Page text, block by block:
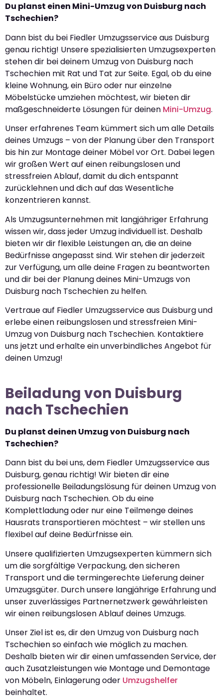
Du planst einen Mini-Umzug von Duisburg nach
Tschechien?
Dann bist du bei Fiedler Umzugsservice aus Duisburg
genau richtig! Unsere spezialisierten Umzugsexperten
stehen dir bei deinem Umzug von Duisburg nach
Tschechien mit Rat und Tat zur Seite. Egal, ob du eine
kleine Wohnung, ein Büro oder nur einzelne
Möbelstücke umziehen möchtest, wir bieten dir
maßgeschneiderte Lösungen für deinen Mini-Umzug.
Unser erfahrenes Team kümmert sich um alle Details
deines Umzugs – von der Planung über den Transport
bis hin zur Montage deiner Möbel vor Ort. Dabei legen
wir großen Wert auf einen reibungslosen und
stressfreien Ablauf, damit du dich entspannt
zurücklehnen und dich auf das Wesentliche
konzentrieren kannst.
Als Umzugsunternehmen mit langjähriger Erfahrung
wissen wir, dass jeder Umzug individuell ist. Deshalb
bieten wir dir flexible Leistungen an, die an deine
Bedürfnisse angepasst sind. Wir stehen dir jederzeit
zur Verfügung, um alle deine Fragen zu beantworten
und dir bei der Planung deines Mini-Umzugs von
Duisburg nach Tschechien zu helfen.
Vertraue auf Fiedler Umzugsservice aus Duisburg und
erlebe einen reibungslosen und stressfreien Mini-
Umzug von Duisburg nach Tschechien. Kontaktiere
uns jetzt und erhalte ein unverbindliches Angebot für
deinen Umzug!
Beiladung von Duisburg
nach Tschechien
Du planst deinen Umzug von Duisburg nach
Tschechien?
Dann bist du bei uns, dem Fiedler Umzugsservice aus
Duisburg, genau richtig! Wir bieten dir eine
professionelle Beiladungslösung für deinen Umzug von
Duisburg nach Tschechien. Ob du eine
Komplettladung oder nur eine Teilmenge deines
Hausrats transportieren möchtest – wir stellen uns
flexibel auf deine Bedürfnisse ein.
Unsere qualifizierten Umzugsexperten kümmern sich
um die sorgfältige Verpackung, den sicheren
Transport und die termingerechte Lieferung deiner
Umzugsgüter. Durch unsere langjährige Erfahrung und
unser zuverlässiges Partnernetzwerk gewährleisten
wir einen reibungslosen Ablauf deines Umzugs.
Unser Ziel ist es, dir den Umzug von Duisburg nach
Tschechien so einfach wie möglich zu machen.
Deshalb bieten wir dir einen umfassenden Service, der
auch Zusatzleistungen wie Montage und Demontage
von Möbeln, Einlagerung oder Umzugshelfer
beinhaltet.